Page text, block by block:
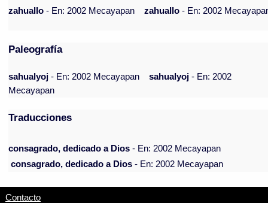
zahuallo- En: 2002 Mecayapan zahuallo- En: 2002
Paleografía
sahualyoj - En: 2002 Mecayapan sahualyoj - En: 2002
Mecayapan
Traducciones
consagrado, dedicado a Dios - En: 2002 Mecayapan
consagrado, dedicado a Dios - En: 2002 Mecayapan
Contacto